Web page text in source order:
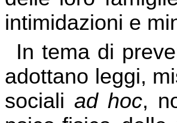
intimidazioni e
In tema di
adottano leggi,
sociali ad hoc,